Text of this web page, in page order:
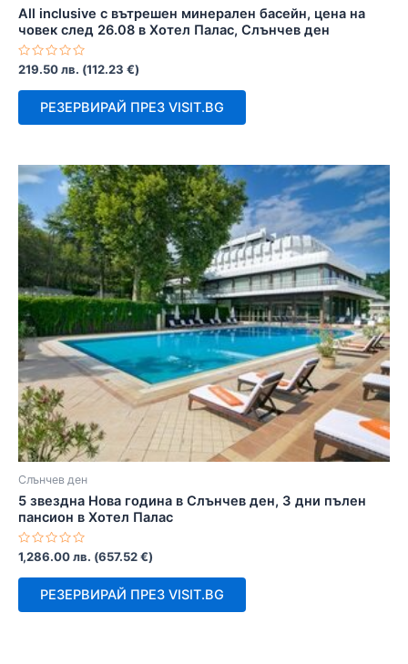
All inclusive с вътрешен минерален басейн, цена на
човек след 26.08 в Хотел Палас, Слънчев ден
Оценено
0
219.50лв. (112.23 €)
РЕЗЕРВИРАЙ ПРЕЗ VISIT.BG
Слънчев ден
5 звездна Нова година в Слънчев ден, 3 дни пълен
пансион в Хотел Палас
Оценено
с
0
1,286.00лв. (657.52€)
РЕЗЕРВИРАЙ ПРЕЗ VISIT.BG